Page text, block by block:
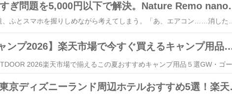
「リモコン多すぎ問題を5,000
【GW・夏キャンプ2026】楽天市場で今すぐ買えるキャンプ用品お
【GW2026】東京